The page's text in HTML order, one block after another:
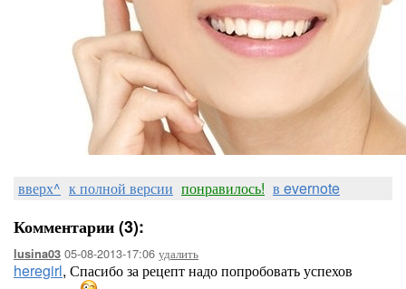
вверх^ к полной версии понравилось! в evernote
Комментарии (3):
lusina03 05-08-2013-17:06 удалить
heregirl, Спасибо за рецепт надо попробовать успехов